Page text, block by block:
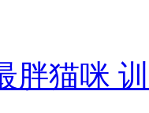
胖猫咪